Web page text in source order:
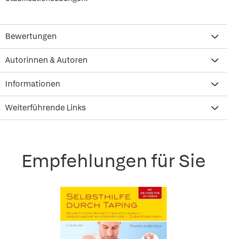
Bewertungen
Autorinnen & Autoren
Informationen
Weiterführende Links
Empfehlungen für Sie